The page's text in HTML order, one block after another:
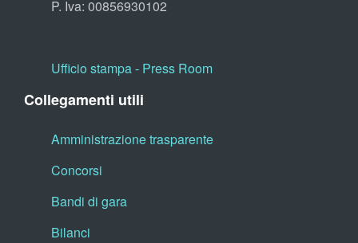
P. Iva: 00856930102
Ufficio stampa - Press Room
Collegamenti utili
Amministrazione trasparente
Concorsi
Bandi di gara
Bilanci